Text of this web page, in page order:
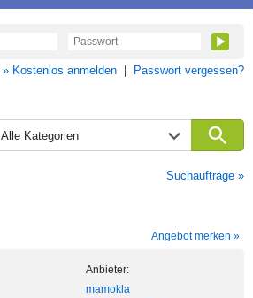
» Kostenlos anmelden Passwort vergessen?
Alle Kategorien
Suchaufträge »
Angebot merken »
Anbieter:
mamokla